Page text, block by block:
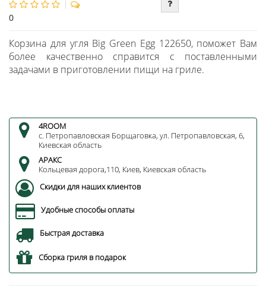
0
Корзина для угля Big Green Egg 122650, поможет Вам
более качественно справится с поставленными
задачами в приготовлении пищи на гриле.
4ROOM
с. Петропавловская Борщаговка, ул. Петропавловская, 6,
Киевская область
АРАКС
Кольцевая дорога,110, Киев, Киевская область
Скидки для наших клиентов
Удобные способы оплаты
Быстрая доставка
Сборка гриля в подарок